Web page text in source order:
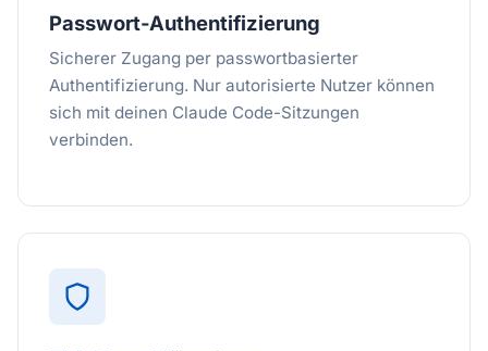
Passwort-Authentifizierung
Sicherer Zugang per passwortbasierter
Authentifizierung. Nur autorisierte Nutzer können
sich mit deinen Claude Code-Sitzungen
verbinden.